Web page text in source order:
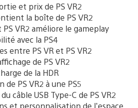
et prix de PS VR2
la boîte de PS VR2
VR2 améliore le gameplay
avec la PS4
entre PS VR et PS VR2
de PS VR2
de la HDR
de PS VR2 à une PS5
câble USB Type-C de PS VR2
et personnalisation de l’espace